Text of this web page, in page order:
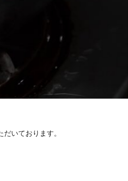
いております。